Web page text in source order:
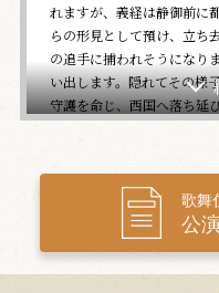
れますが、義経は静御前に
らの形見として預け、立ち
の追手に捕われそうになり
い出します。隠れてその様
守護を命じ、西国へ落ち延
三、梶原平三誉石切（
◆名将が刀にこめた密かな決
歌舞
公